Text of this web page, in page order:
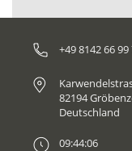
+49 8142 66 99
82194
Deutschland
09:44:06